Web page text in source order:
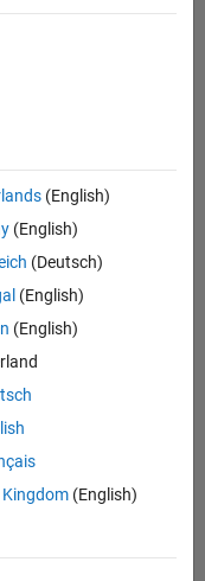
(English)
(English)
(Deutsch)
(English)
(English)
Kingdom(English)